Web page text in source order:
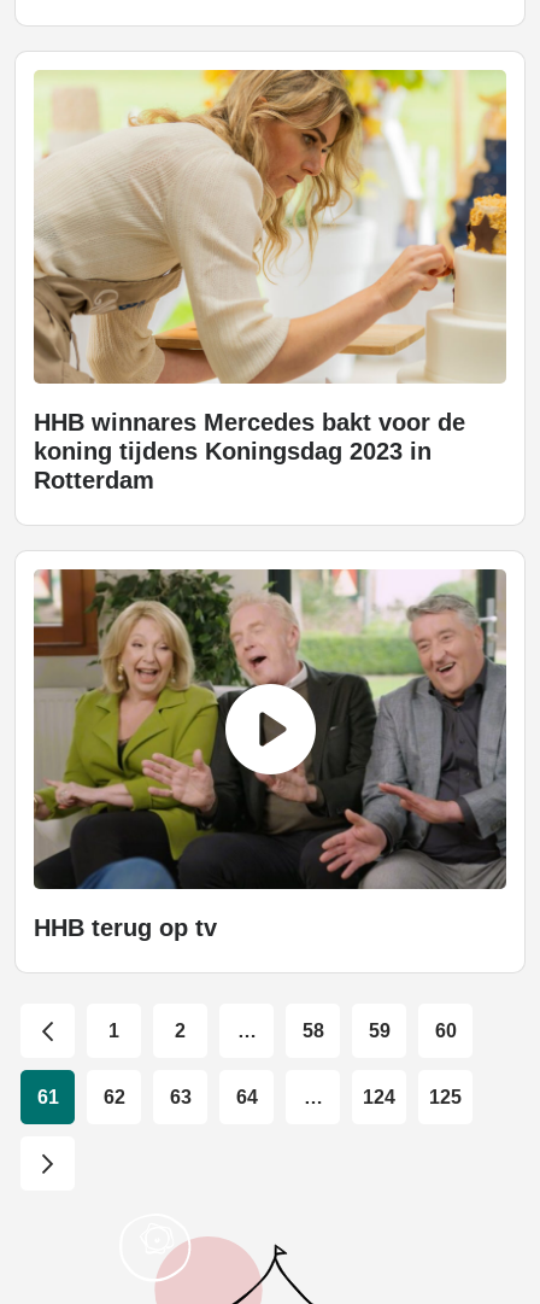
HHB winnares Mercedes bakt voor de
koning tijdens Koningsdag 2023 in
Rotterdam
HHB terug op tv
1 2 … 58 59 60
61 62 63 64 … 124 125